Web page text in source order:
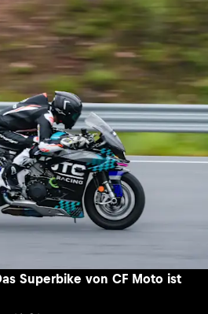
Superbike von CF Moto ist